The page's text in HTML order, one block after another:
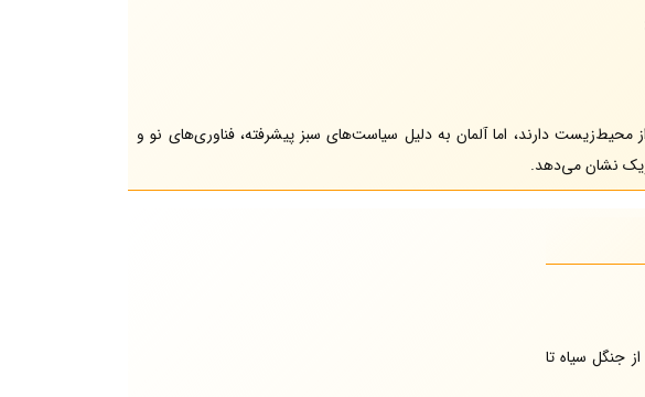
دارند، اما آلمان به دلیل سیاست‌های سبز پیشرفته، فناوری‌های نو و
نشان می‌دهد.
جنگل سیاه تا